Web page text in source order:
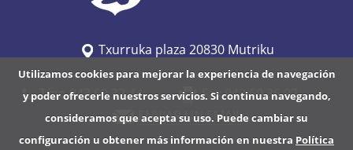
Utilizamos cookies para mejorar la experiencia de navegación
y poder ofrecerle nuestros servicios. Si continua navegando,
consideramos que acepta su uso. Puede cambiar su
configuración u obtener más información en nuestra Política
Txurruka plaza 20830 Mutriku
Tfno 943 60 32 44
Fax 943 60 36 92
ENVIAR UN EMAIL